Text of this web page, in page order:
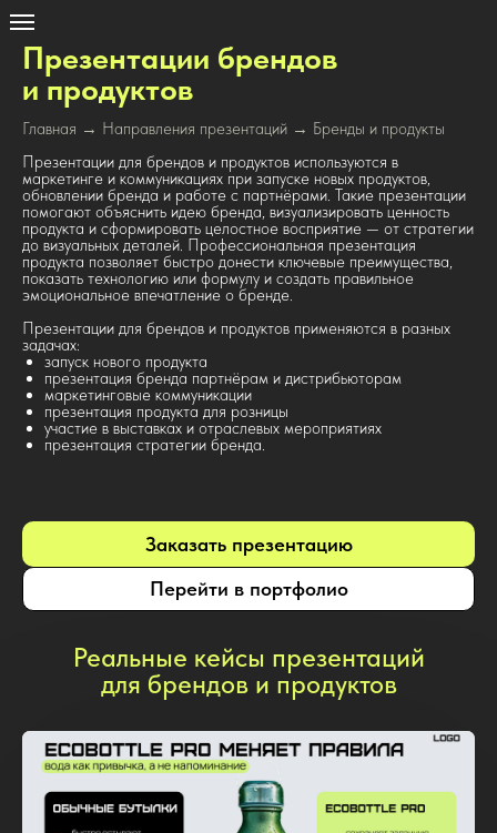
Презентации брендов
и продуктов
Главная → Направления презентаций → Бренды и продукты
Презентации для брендов и продуктов используются в
маркетинге и коммуникациях при запуске новых продуктов,
обновлении бренда и работе с партнёрами. Такие презентации
помогают объяснить идею бренда, визуализировать ценность
продукта и сформировать целостное восприятие — от стратегии
до визуальных деталей. Профессиональная презентация
продукта позволяет быстро донести ключевые преимущества,
показать технологию или формулу и создать правильное
эмоциональное впечатление о бренде.
Презентации для брендов и продуктов применяются в разных
задачах:
запуск нового продукта
презентация бренда партнёрам и дистрибьюторам
маркетинговые коммуникации
презентация продукта для розницы
участие в выставках и отраслевых мероприятиях
презентация стратегии бренда.
Заказать презентацию
Перейти в портфолио
Реальные кейсы презентаций
для брендов и продуктов